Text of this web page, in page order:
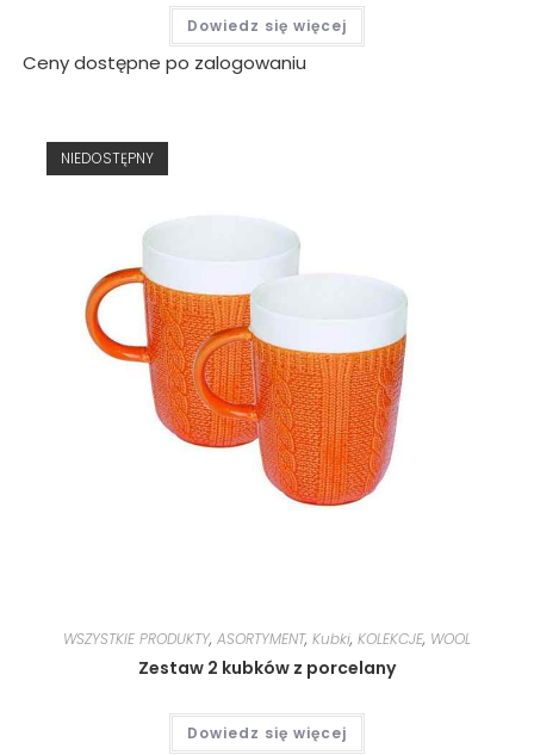
Dowiedz się więcej
Ceny dostępne po zalogowaniu
NIEDOSTĘPNY
WSZYSTKIE PRODUKTY, ASORTYMENT, Kubki, KOLEKCJE, WOOL
Zestaw 2 kubków z porcelany
Dowiedz się więcej